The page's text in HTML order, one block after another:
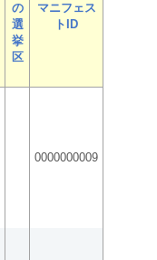
の
選
挙
区
マニフェス
トID
0000000009